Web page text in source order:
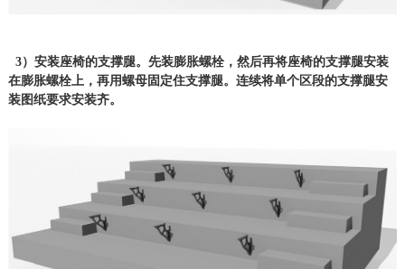
3）安装座椅的支撑腿。先装膨胀螺栓，然后再将座椅的支撑腿安装
在膨胀螺栓上，再用螺母固定住支撑腿。连续将单个区段的支撑腿安
装图纸要求安装齐。